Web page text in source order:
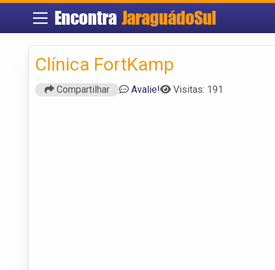
Encontra JaraguádoSul
Clínica FortKamp
Compartilhar Avalie! Visitas: 191